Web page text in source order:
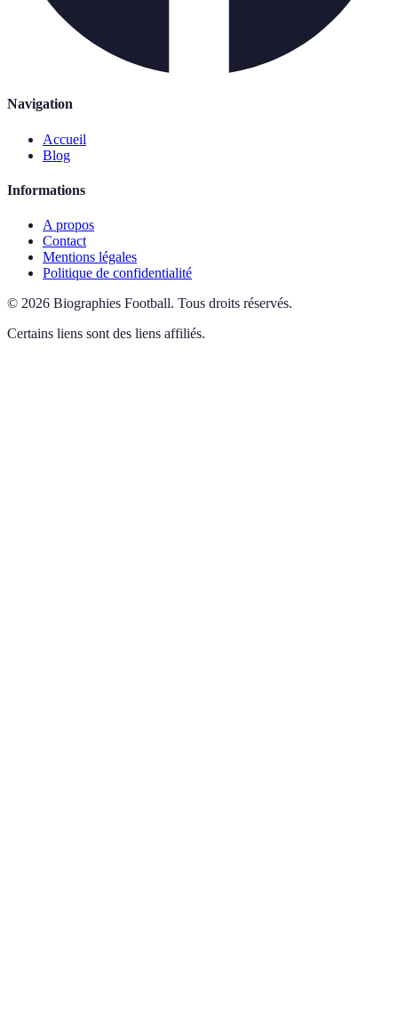
Navigation
Accueil
Blog
Informations
A propos
Contact
Mentions légales
Politique de confidentialité
© 2026 Biographies Football. Tous droits réservés.
Certains liens sont des liens affiliés.